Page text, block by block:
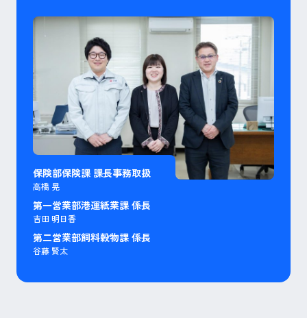
保険部保険課 課長事務取扱
高橋 晃
第一営業部港運紙業課 係長
吉田 明日香
第二営業部飼料穀物課 係長
谷藤 賢太